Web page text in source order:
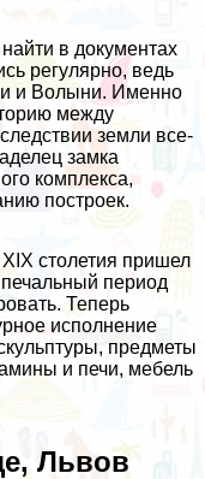
в документах
регулярно, ведь
и Волыни. Именно
между
земли все-
замка
комплекса,
построек.
столетия пришел
период
Теперь
исполнение
предметы
и печи, мебель
Львов